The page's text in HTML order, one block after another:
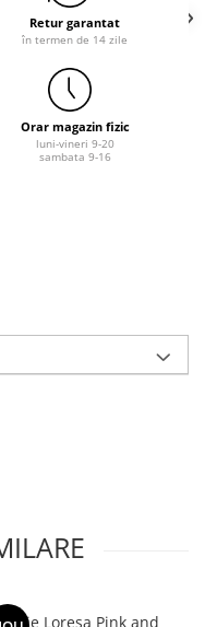
Retur garantat
în termen de 14 zile
Orar magazin fizic
luni-vineri 9-20
sambata 9-16
Loresa Pink and